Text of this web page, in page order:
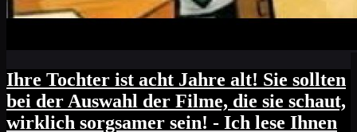
Ihre Tochter ist acht Jahre alt! Sie sollten
bei der Auswahl der Filme, die sie schaut,
wirklich sorgsamer sein! - Ich lese Ihnen